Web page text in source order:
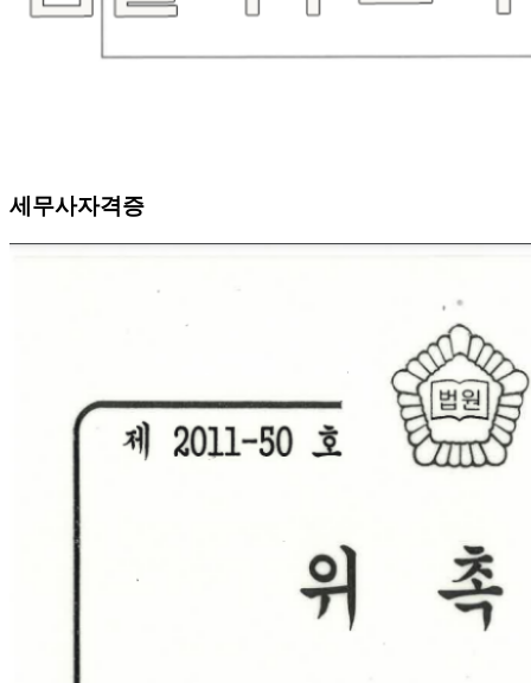
세무사자격증